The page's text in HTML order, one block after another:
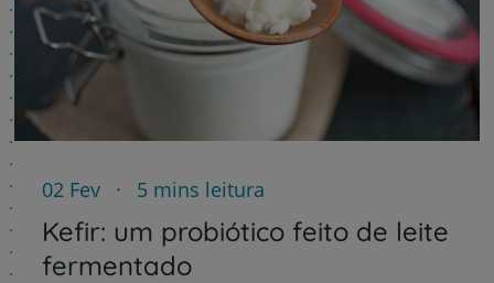
02 Fev 5 mins leitura
Kefir: um probiótico feito de leite
fermentado